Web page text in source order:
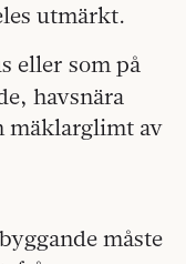
utmärkt.
eller som på
havsnära
mäklarglimt av
måste